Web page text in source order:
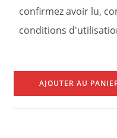
confirmez avoir lu,
conditions
AJOUTER AU